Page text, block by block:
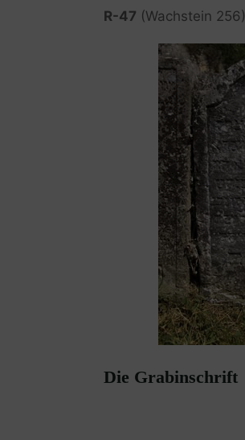
R-47 (Wachstein 256)
Die Grabinschrift